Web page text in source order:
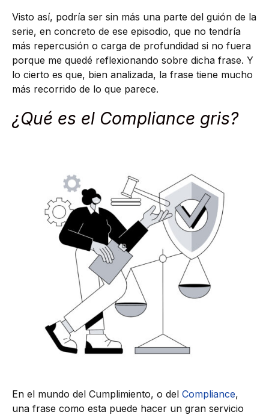
Visto así, podría ser sin más una parte del guión de la
serie, en concreto de ese episodio, que no tendría
más repercusión o carga de profundidad si no fuera
porque me quedé reflexionando sobre dicha frase. Y
lo cierto es que, bien analizada, la frase tiene mucho
más recorrido de lo que parece.
¿Qué es el Compliance gris?
En el mundo del Cumplimiento, o del Compliance,
una frase como esta puede hacer un gran servicio